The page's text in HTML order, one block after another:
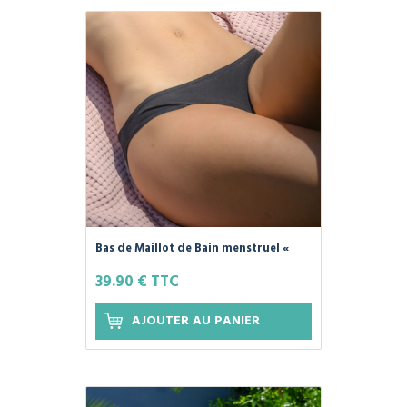
Bas de Maillot de Bain menstruel «
Noir - PLIM -
39.90 € TTC
AJOUTER AU PANIER